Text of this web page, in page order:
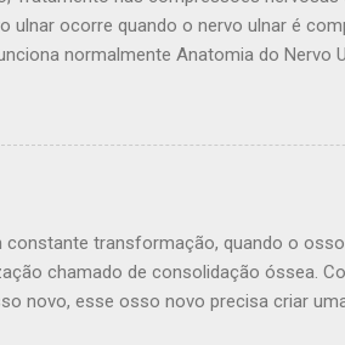
ulnar ocorre quando o nervo ulnar é
normalmente Anatomia do Nervo
(do túnel cubital) Aqui você pode sentir o
os músculos do lado de dentro do
o nervo entra na mão, ele viaja
ajuda com movimentos finos...
transformação, quando o
chamado de consolidação óssea.
novo, esse osso novo precisa criar